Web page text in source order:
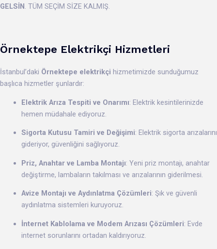
GELSİN . TÜM SEÇİM SİZE KALMIŞ.
Örnektepe Elektrikçi Hizmetleri
İstanbul’daki Örnektepe elektrikçi hizmetimizde sunduğumuz
başlıca hizmetler şunlardır:
Elektrik Arıza Tespiti ve Onarımı: Elektrik kesintilerinizde
hemen müdahale ediyoruz.
Sigorta Kutusu Tamiri ve Değişimi: Elektrik sigorta arızalarını
gideriyor, güvenliğini sağlıyoruz.
Priz, Anahtar ve Lamba Montajı: Yeni priz montajı, anahtar
değiştirme, lambaların takılması ve arızalarının giderilmesi.
Avize Montajı ve Aydınlatma Çözümleri: Şık ve güvenli
aydınlatma sistemleri kuruyoruz.
İnternet Kablolama ve Modem Arızası Çözümleri: Evde
internet sorunlarını ortadan kaldırıyoruz.